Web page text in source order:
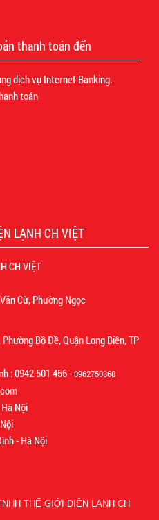
thanh toán đến
dịch vụ Internet Banking.
toán
LẠNH CH VIỆT
CH VIỆT
Cừ, Phường Ngọc
Bồ Đề, Quận Long Biên, TP
: 0942 501 456 -0962750368
Nội
- Hà Nội
THẾ GIỚI ĐIỆN LẠNH CH